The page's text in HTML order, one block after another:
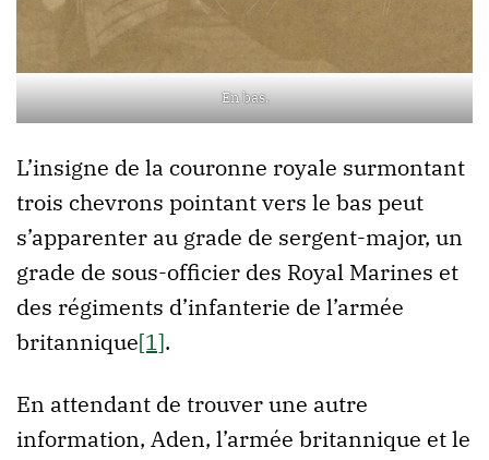
En bas.
L’insigne de la couronne royale surmontant
trois chevrons pointant vers le bas peut
s’apparenter au grade de sergent-major, un
grade de sous-officier des Royal Marines et
des régiments d’infanterie de l’armée
britannique[1].
En attendant de trouver une autre
information, Aden, l’armée britannique et le